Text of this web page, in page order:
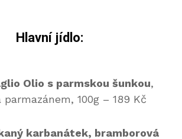
Hlavní jídlo:
Olio s parmskou šunkou,
100g – 189 Kč
karbanátek, bramborová